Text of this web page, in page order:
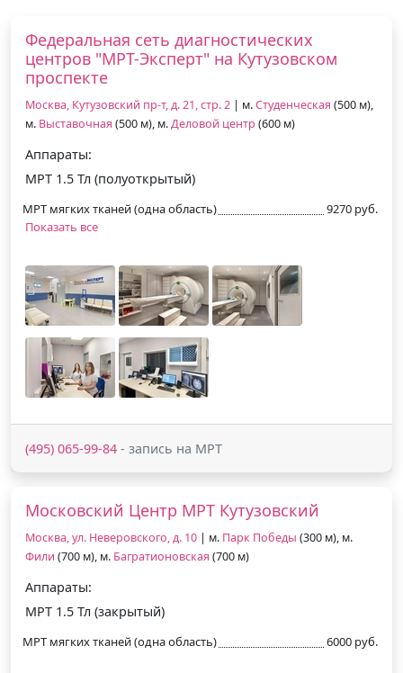
Федеральная сеть диагностических
центров "МРТ-Эксперт" на Кутузовском
проспекте
Москва, Кутузовский пр-т, д. 21, стр. 2 | м.Студенческая (500 м),
м. Выставочная (500 м), м.Деловой центр (600 м)
Аппараты:
МРТ 1.5 Тл (полуоткрытый)
МРТ мягких тканей (одна область)
9270 руб.
Показать все
(495) 065-99-84 - запись на МРТ
Московский Центр МРТ Кутузовский
Москва, ул. Неверовского, д. 10 | м. Парк Победы (300 м), м.
Фили (700 м), м. Багратионовская (700 м)
Аппараты:
МРТ 1.5 Тл (закрытый)
МРТ мягких тканей (одна область) 6000 руб.